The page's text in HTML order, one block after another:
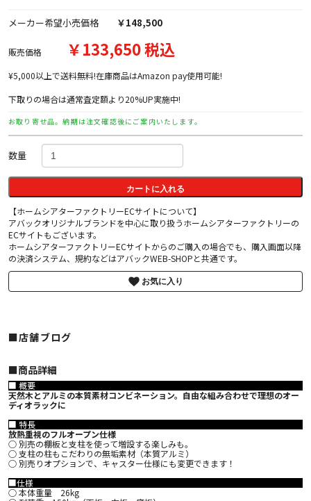
メーカー希望小売価格 ￥148,500
販売価格 ￥133,650 税込
¥5,000以上で送料無料!在庫商品はAmazon pay使用可能!
下取りの場合は通常査定額より20%UP実施中!
お取り寄せ品。納期は注文確認後にご案内いたします。
数量
カートに入れる
【ホームシアターファクトリーECサイトについて】
アバックオリジナルブランドを中心に取り扱うホームシアターファクトリーの
ECサイトもございます。
ホームシアターファクトリーECサイトからのご購入の場合でも、購入画面以降
の決済システム、規約などはアバックWEB-SHOPと共通です。
お気に入り
■店舗ブログ
■︎商品詳細
■ 概要
天然木とアルミの本質素材コンビネーション。自由な組み合わせで理想のオー
ディオラックに
■ 特長
放熱重視のフルオープン仕様
○ 別売の棚板と支柱を使って増設する楽しみも。
○ 支柱の柱もこだわりの無垢素材（本質アルミ）
○ 別売りオプションで、キャスター仕様にも変更できます！
■仕様
○ 本体重量 26kg